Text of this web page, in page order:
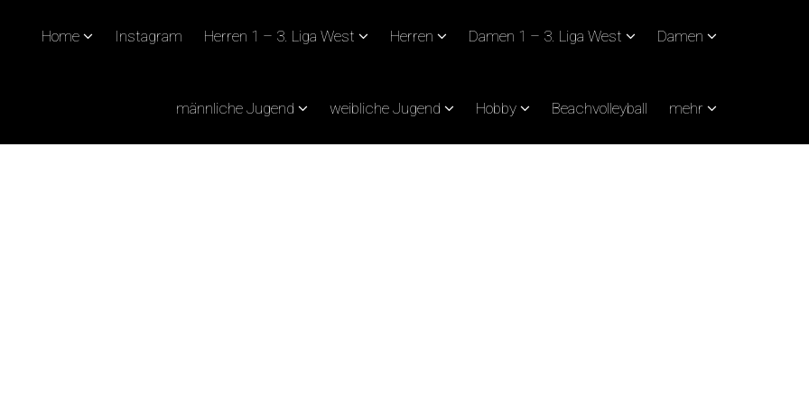
Home Instagram Herren 1 – 3. Liga West Herren Damen 1 – 3. Liga West Damen
männliche Jugend weibliche Jugend Hobby Beachvolleyball mehr